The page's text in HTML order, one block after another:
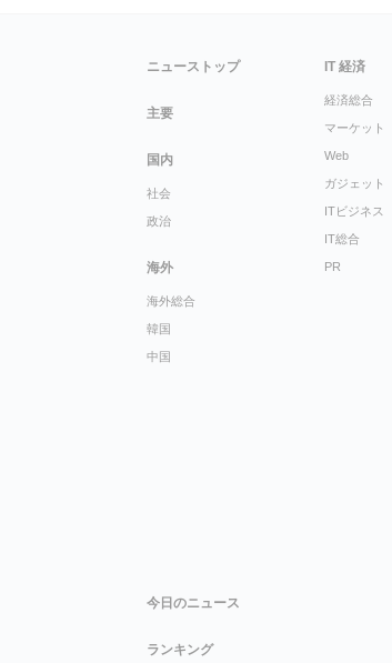
ニューストップ
主要
国内
社会
政治
海外
海外総合
韓国
中国
IT 経済
経済総合
マーケット
Web
ガジェット
ITビジネス
IT総合
PR
今日のニュース
ランキング